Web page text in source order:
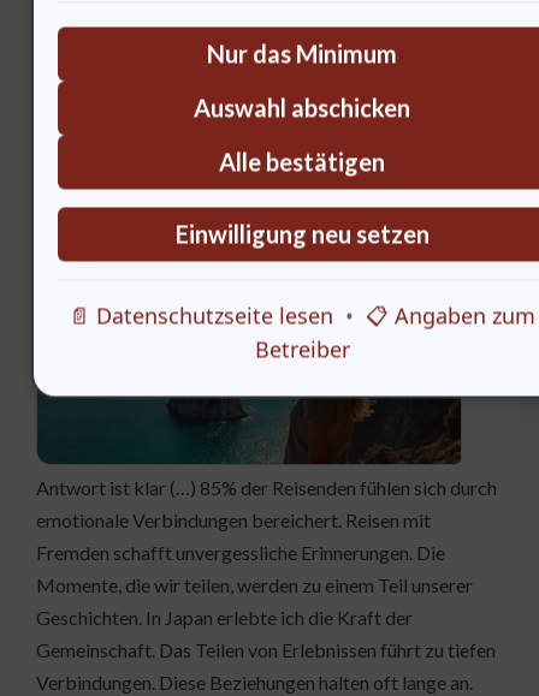
entscheidend für die zukünftige Gestaltung von
Gesellschaften. Wie beeinflusst das die Art und Weise,
wie wir reisen?
Die emotionale Kraft des gemeinsamen
Reisens
Antwort ist klar (…) 85% der Reisenden fühlen sich durch
emotionale Verbindungen bereichert. Reisen mit
Fremden schafft unvergessliche Erinnerungen. Die
Momente, die wir teilen, werden zu einem Teil unserer
Geschichten. In Japan erlebte ich die Kraft der
Gemeinschaft. Das Teilen von Erlebnissen führt zu tiefen
Verbindungen. Diese Beziehungen halten oft lange an.
Nur das Minimum
Auswahl abschicken
Alle bestätigen
Einwilligung neu setzen
📄 Datenschutzseite lesen • 📋 Angaben zum
Betreiber